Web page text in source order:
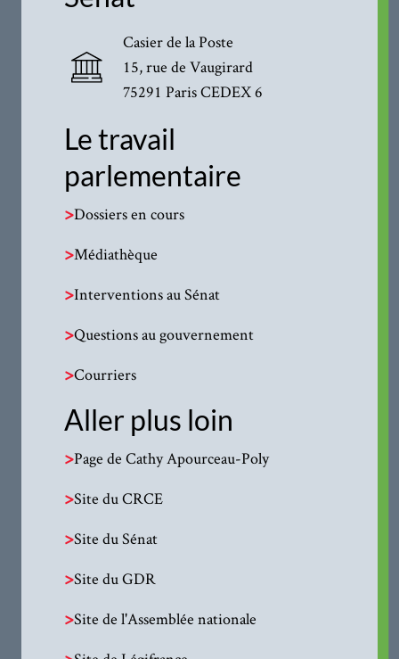
Casier de la Poste
15, rue de Vaugirard
75291 Paris CEDEX 6
Le travail
parlementaire
>Dossiers en cours
>Médiathèque
>Interventions au Sénat
>Questions au gouvernement
>Courriers
Aller plus loin
>Page de Cathy Apourceau-Poly
>Site du CRCE
>Site du Sénat
>Site du GDR
>Site de l'Assemblée nationale